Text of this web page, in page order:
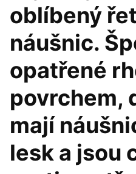
oblíbený
náušnic.
opatřené
povrchem,
mají
lesk a jsou